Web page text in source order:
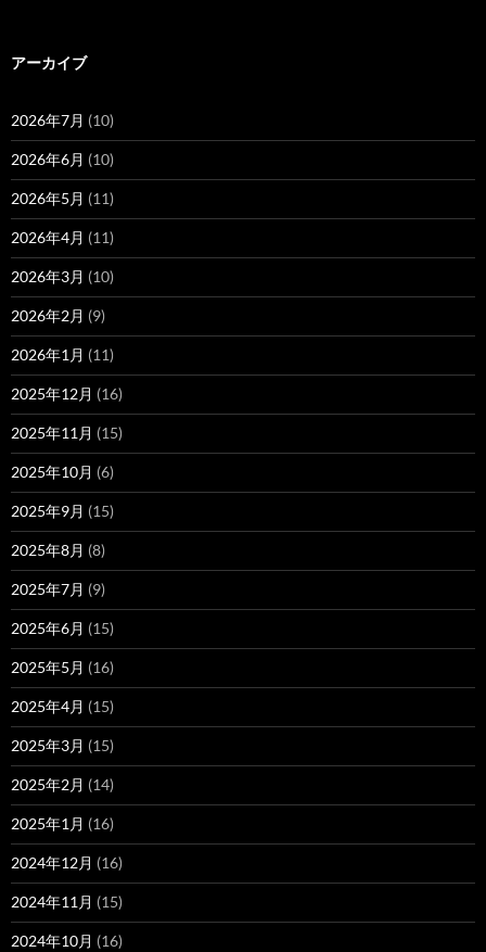
アーカイブ
2026年7月 (10)
2026年6月 (10)
2026年5月 (11)
2026年4月 (11)
2026年3月 (10)
2026年2月 (9)
2026年1月 (11)
2025年12月 (16)
2025年11月 (15)
2025年10月 (6)
2025年9月 (15)
2025年8月 (8)
2025年7月 (9)
2025年6月 (15)
2025年5月 (16)
2025年4月 (15)
2025年3月 (15)
2025年2月 (14)
2025年1月 (16)
2024年12月 (16)
2024年11月 (15)
2024年10月 (16)